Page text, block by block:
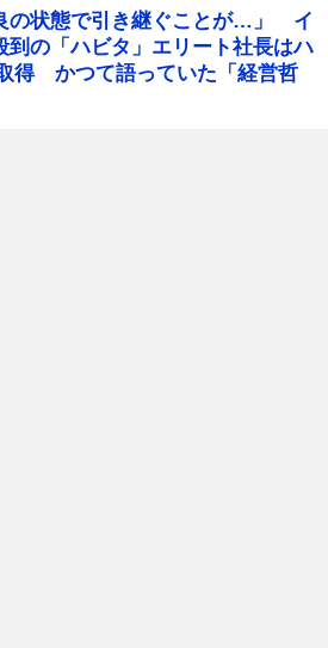
の状態で引き継ぐことが…」 イ
到の「ハビタ」エリート社長はハ
得 かつて語っていた「経営哲